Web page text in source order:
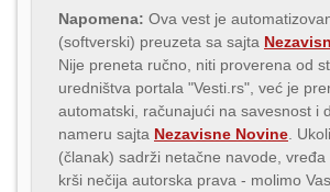
Napomena: Ova vest je
(softverski) preuzeta sa sajta
Nije preneta ručno, niti proverena od
uredništva portala "Vesti.rs", već je
automatski, računajući na savesnost i
nameru sajta Nezavisne Novine .
(članak) sadrži netačne navode, vređa
krši nečija autorska prava - molimo